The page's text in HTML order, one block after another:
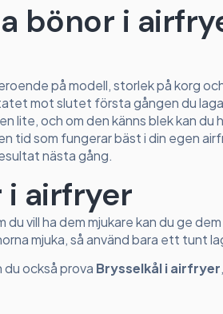
bönor i
på modell, storlek på korg
mot slutet första gången du
lite, och om den känns blek kan du
tid som fungerar bäst i din egen
nästa gång.
i airfryer
vill ha dem mjukare kan du ge
mjuka, så använd bara ett tunt
också prova Brysselkål i airfryer,